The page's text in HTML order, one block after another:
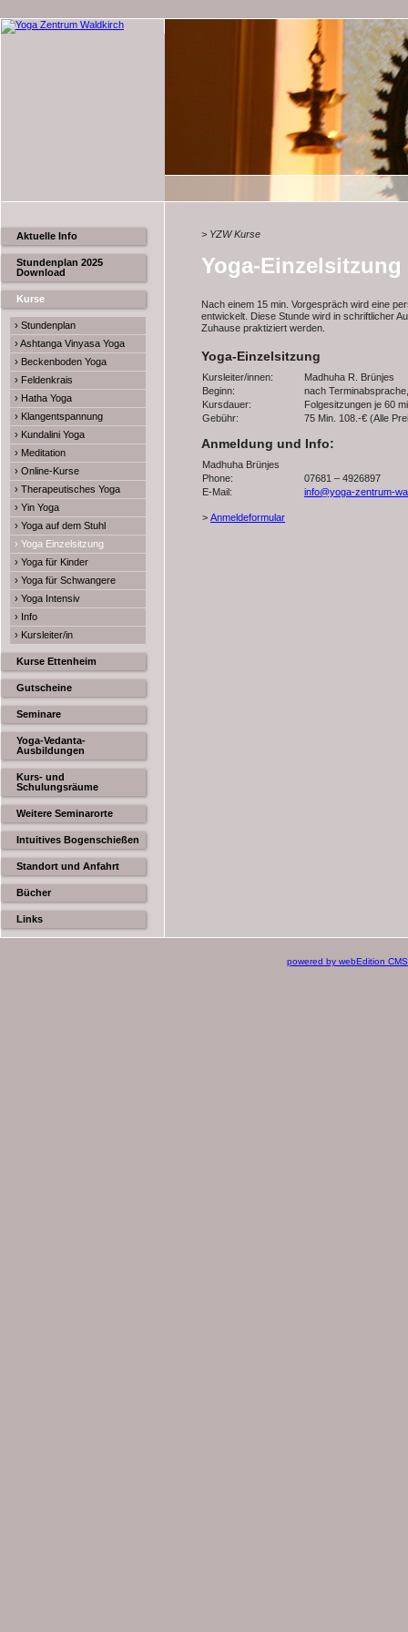
> YZW Kurse
Yoga-Einzelsitzung
Nach einem 15 min. Vorgespräch wird eine
entwickelt. Diese Stunde wird in schriftlicher
Zuhause praktiziert werden.
Yoga-Einzelsitzung
Kursleiter/innen:
Madhuha R. Brünjes
Beginn:
nach Terminabsprache,
Kursdauer:
Folgesitzungen je 60
Gebühr:
75 Min. 108.-€ (Alle
Anmeldung und Info:
Madhuha Brünjes
Phone:
07681 – 4926897
E-Mail:
info@yoga-zentrum-
> Anmeldeformular
Aktuelle Info
Stundenplan 2025
Download
Kurse
› Stundenplan
› Ashtanga Vinyasa Yoga
› Beckenboden Yoga
› Feldenkrais
› Hatha Yoga
› Klangentspannung
› Kundalini Yoga
› Meditation
› Online-Kurse
› Therapeutisches Yoga
› Yin Yoga
› Yoga auf dem Stuhl
› Yoga Einzelsitzung
› Yoga für Kinder
› Yoga für Schwangere
› Yoga Intensiv
› Info
› Kursleiter/in
Kurse Ettenheim
Gutscheine
Seminare
Yoga-Vedanta-
Ausbildungen
Kurs- und
Schulungsräume
Weitere Seminarorte
Intuitives Bogenschießen
Standort und Anfahrt
Bücher
Links
powered by webEdition CMS